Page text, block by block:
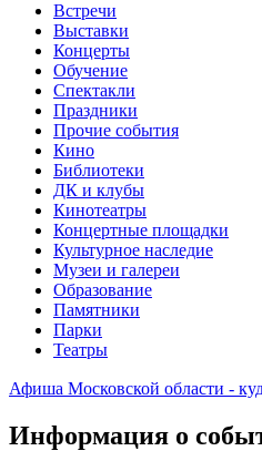
Встречи
Выставки
Концерты
Обучение
Спектакли
Праздники
Прочие события
Кино
Библиотеки
ДК и клубы
Кинотеатры
Концертные площадки
Культурное наследие
Музеи и галереи
Образование
Памятники
Парки
Театры
Афиша Московской области -
Информация о